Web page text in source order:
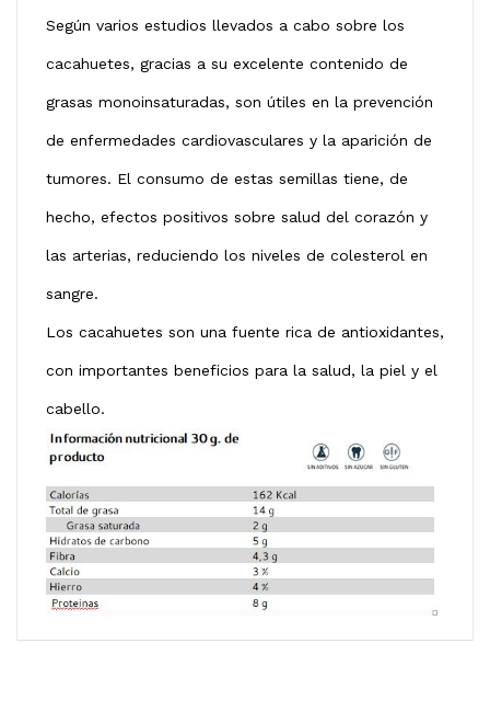
Según varios estudios llevados a cabo sobre los
cacahuetes, gracias a su excelente contenido de
grasas monoinsaturadas, son útiles en la prevención
de enfermedades cardiovasculares y la aparición de
tumores. El consumo de estas semillas tiene, de
hecho, efectos positivos sobre salud del corazón y
las arterias, reduciendo los niveles de colesterol en
sangre.
Los cacahuetes son una fuente rica de antioxidantes,
con importantes beneficios para la salud, la piel y el
cabello.